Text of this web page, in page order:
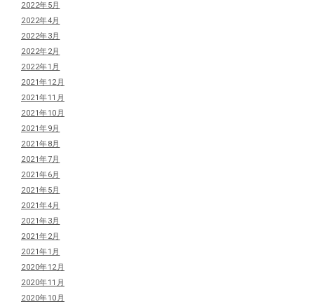
2022年5月
2022年4月
2022年3月
2022年2月
2022年1月
2021年12月
2021年11月
2021年10月
2021年9月
2021年8月
2021年7月
2021年6月
2021年5月
2021年4月
2021年3月
2021年2月
2021年1月
2020年12月
2020年11月
2020年10月